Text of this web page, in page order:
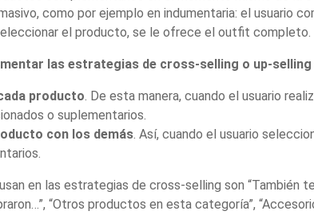
como por ejemplo en indumentaria: el usuario
el producto, se le ofrece el outfit completo.
las estrategias de cross-selling o up-selling
producto. De esta manera, cuando el usuario
o suplementarios.
con los demás. Así, cuando el usuario
en las estrategias de cross-selling son “También
“Otros productos en esta categoría”,